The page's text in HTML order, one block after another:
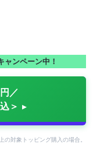
ンペーン中！
／
＞
対象トッピング購入の場合。